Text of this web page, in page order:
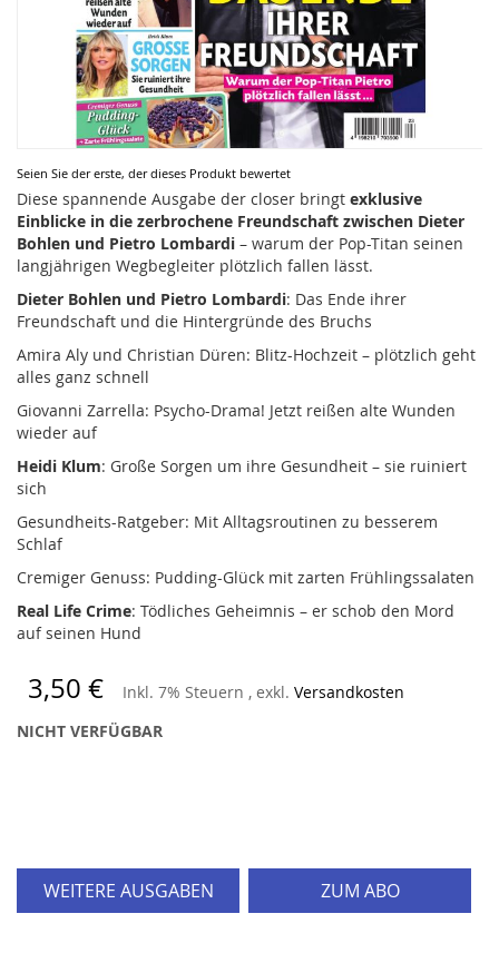
Seien Sie der erste, der dieses Produkt bewertet
Diese spannende Ausgabe der closer bringt exklusive
Einblicke in die zerbrochene Freundschaft zwischen Dieter
Bohlen und Pietro Lombardi – warum der Pop-Titan seinen
langjährigen Wegbegleiter plötzlich fallen lässt.
Dieter Bohlen und Pietro Lombardi: Das Ende ihrer
Freundschaft und die Hintergründe des Bruchs
Amira Aly und Christian Düren: Blitz-Hochzeit – plötzlich geht
alles ganz schnell
Giovanni Zarrella: Psycho-Drama! Jetzt reißen alte Wunden
wieder auf
Heidi Klum: Große Sorgen um ihre Gesundheit – sie ruiniert
sich
Gesundheits-Ratgeber: Mit Alltagsroutinen zu besserem
Schlaf
Cremiger Genuss: Pudding-Glück mit zarten Frühlingssalaten
Real Life Crime: Tödliches Geheimnis – er schob den Mord
auf seinen Hund
3,50 € Inkl. 7% Steuern , exkl. Versandkosten
NICHT VERFÜGBAR
WEITERE AUSGABEN ZUM ABO
Zum
Anfang
der
Bildergalerie
springen